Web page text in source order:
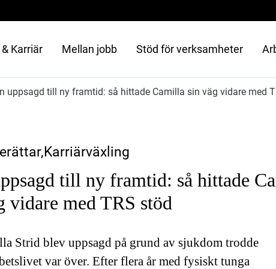
Karriär Mellan jobb Stöd för verksamheter
uppsagd till ny framtid: så hittade Camilla sin väg vidare med
till ny framtid: så hittade
vidare med TRS stöd
Strid blev uppsagd på grund av sjukdom trodde
var över. Efter flera år med fysiskt tunga